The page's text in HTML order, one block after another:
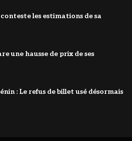
les estimations de sa
une hausse de prix de ses
: Le refus de billet usé désormais